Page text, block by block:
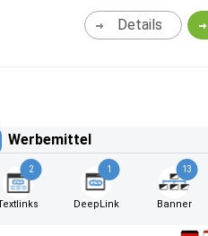
Details
Werbemittel
2 1
DeepLink
13
Banner